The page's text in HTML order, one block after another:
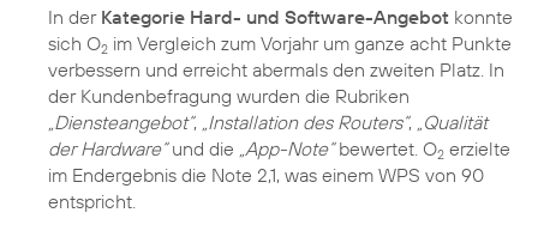
In der Kategorie Hard- und Software-Angebot konnte
sich O2 im Vergleich zum Vorjahr um ganze acht Punkte
verbessern und erreicht abermals den zweiten Platz. In
der Kundenbefragung wurden die Rubriken
„Diensteangebot“, „Installation des Routers“, „Qualität
der Hardware“und die „App-Note“bewertet. O2 erzielte
im Endergebnis die Note 2,1, was einem WPS von 90
entspricht.